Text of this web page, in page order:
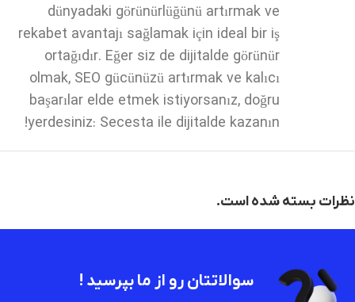
dünyadaki görünürlüğünü artırmak ve
rekabet avantajı sağlamak için ideal bir iş
ortağıdır. Eğer siz de dijitalde görünür
olmak, SEO gücünüzü artırmak ve kalıcı
başarılar elde etmek istiyorsanız, doğru
yerdesiniz: Secesta ile dijitalde kazanın!
نظرات بسته شده است.
سوالاتتان رو از ما بپرسید !